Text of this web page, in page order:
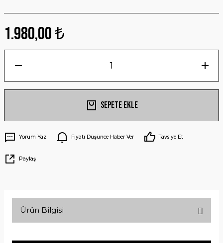
1.980,00 ₺
Sepete Ekle
Yorum Yaz Fiyatı Düşünce Haber Ver Tavsiye Et
Paylaş
Ürün Bilgisi